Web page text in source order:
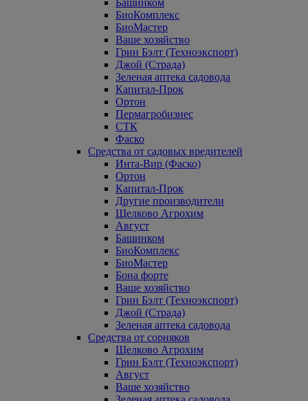
Башинком
БиоКомплекс
БиоМастер
Ваше хозяйство
Грин Бэлт (Техноэкспорт)
Джой (Страда)
Зеленая аптека садовода
Капитал-Прок
Ортон
Пермагробизнес
СТК
Фаско
Средства от садовых вредителей
Инта-Вир (Фаско)
Ортон
Капитал-Прок
Другие производители
Щелково Агрохим
Август
Башинком
БиоКомплекс
БиоМастер
Бона форте
Ваше хозяйство
Грин Бэлт (Техноэкспорт)
Джой (Страда)
Зеленая аптека садовода
Средства от сорняков
Щелково Агрохим
Грин Бэлт (Техноэкспорт)
Август
Ваше хозяйство